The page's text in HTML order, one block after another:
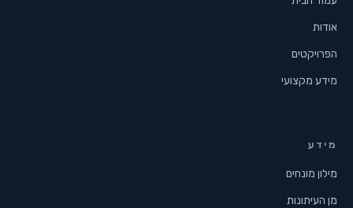
אודות
הפרויקטים
מידע מקצועי
מידע
מילון מונחים
מן העיתונות